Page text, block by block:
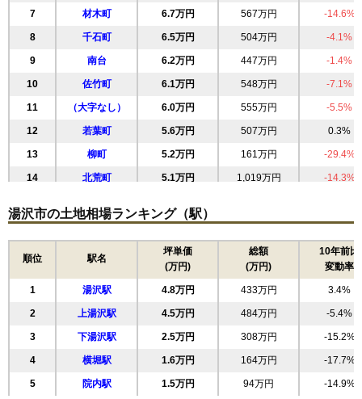
7 材木町 6.7万円 567万円 -14.6%
8 千石町 6.5万円 504万円 -4.1%
9 南台 6.2万円 447万円 -1.4%
10 佐竹町 6.1万円 548万円 -7.1%
11 （大字なし） 6.0万円 555万円 -5.5%
12 若葉町 5.6万円 507万円 0.3%
13 柳町 5.2万円 161万円 -29.4%
14 北荒町 5.1万円 1,019万円 -14.3%
16 前森 5.1万円 410万円 -14.3%
5.0万円 358万円 -12.3%
4.9万円 225万円 -19.1%
19 桜通り 4.9万円 243万円 -10.8%
20 田町 4.8万円 227万円 -25.5%
21 岡田町 4.6万円 458万円 -0.3%
22 裏門 4.4万円 242万円 -4.8%
23 深堀 4.2万円 562万円 -4.6%
湯沢市の土地相場ランキング（駅）
順位 駅名
坪単価
(万円)
総額
(万円)
10年前比
変動率
1 湯沢駅 4.8万円 433万円 3.4%
2 上湯沢駅 4.5万円 484万円 -5.4%
3 下湯沢駅 2.5万円 308万円 -15.2%
4 横堀駅 1.6万円 164万円 -17.7%
5 院内駅 1.5万円 94万円 -14.9%